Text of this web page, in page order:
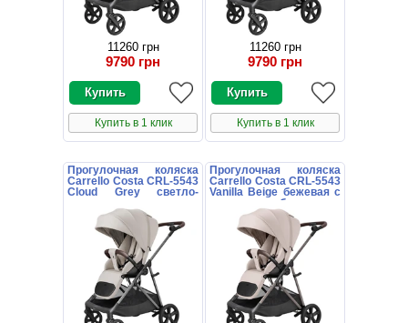
11260 грн
9790 грн
Купить в 1 клик
11260 грн
9790 грн
Купить в 1 клик
Прогулочная коляска
Carrello Costa CRL-5543
Cloud Grey светло-
блоком
Прогулочная коляска
Carrello Costa CRL-5543
Vanilla Beige бежевая с
поворотным блоком